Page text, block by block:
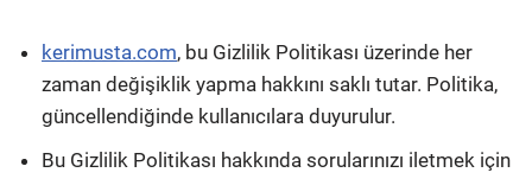
kerimusta.com, bu Gizlilik Politikası üzerinde her
zaman değişiklik yapma hakkını saklı tutar. Politika,
güncellendiğinde kullanıcılara duyurulur.
Bu Gizlilik Politikası hakkında sorularınızı iletmek için